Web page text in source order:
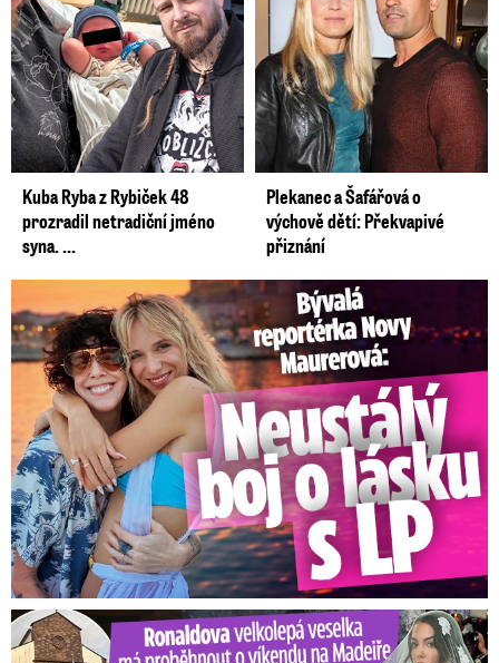
Kuba Ryba z Rybiček 48
prozradil netradiční jméno
syna. ...
Plekanec a Šafářová o
výchově dětí: Překvapivé
přiznání
Bývalá reportérka Novy Maurerová: Neustálý boj o lásku s ...
Ronaldova velkolepá veselka na Madeiře: Svatba plná zákazů!